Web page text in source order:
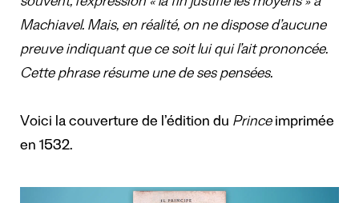
Machiavel. Mais, en réalité, on ne dispose d’aucune
preuve indiquant que ce soit lui qui l’ait prononcée.
Cette phrase résume une de ses pensées.
Voici la couverture de l’édition du Princeimprimée
en 1532.